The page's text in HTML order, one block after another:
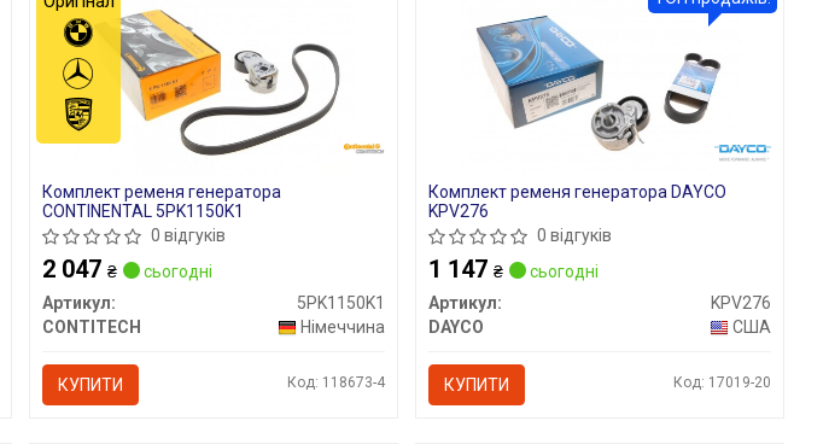
Комплект ременя генератора
CONTINENTAL 5PK1150K1
0 відгуків
2 047₴
сьогодні
Артикул:
5PK1150K1
CONTITECH
Німеччина
КУПИТИ Код: 118673-4
Комплект ременя генератора DAYCO
KPV276
0 відгуків
1 147₴
сьогодні
Артикул:
KPV276
DAYCO
США
КУПИТИ Код: 17019-20